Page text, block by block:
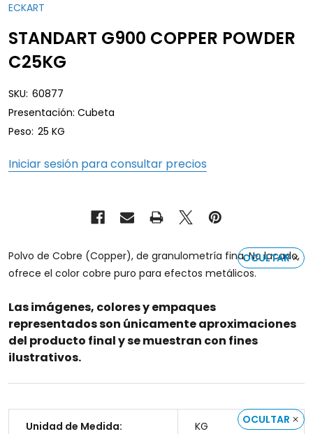
ECKART
STANDART G900 COPPER POWDER
C25KG
SKU: 60877
Presentación: Cubeta
Peso: 25 KG
Iniciar sesión para consultar precios
OCULTAR
Polvo de Cobre (Copper), de granulometría fina. No lacado,
ofrece el color cobre puro para efectos metálicos.
Las imágenes, colores y empaques
representados son únicamente aproximaciones
del producto final y se muestran con fines
ilustrativos.
OCULTAR
Unidad de Medida: KG